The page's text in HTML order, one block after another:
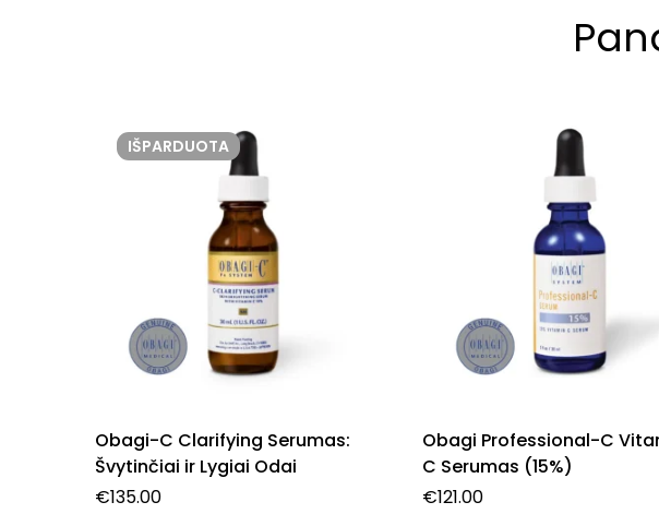
IŠPARDUOTA
Obagi-C Clarifying Serumas:
Švytinčiai ir Lygiai Odai
€135.00
Obagi Professional-C
C Serumas (15%)
€121.00